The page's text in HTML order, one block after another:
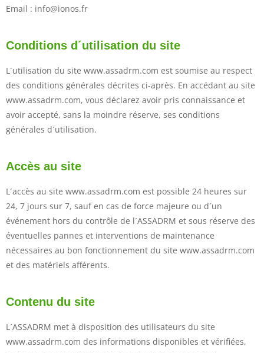
Email : info@ionos.fr
Conditions d´utilisation du site
L´utilisation du site www.assadrm.com est soumise au respect
des conditions générales décrites ci-après. En accédant au site
www.assadrm.com, vous déclarez avoir pris connaissance et
avoir accepté, sans la moindre réserve, ses conditions
générales d´utilisation.
Accès au site
L´accès au site www.assadrm.com est possible 24 heures sur
24, 7 jours sur 7, sauf en cas de force majeure ou d´un
événement hors du contrôle de l´ASSADRM et sous réserve des
éventuelles pannes et interventions de maintenance
nécessaires au bon fonctionnement du site www.assadrm.com
et des matériels afférents.
Contenu du site
L´ASSADRM met à disposition des utilisateurs du site
www.assadrm.com des informations disponibles et vérifiées,